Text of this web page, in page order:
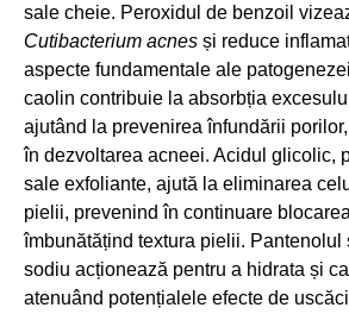
sale cheie. Peroxidul de benzoil
Cutibacterium acnes și reduce
aspecte fundamentale ale
caolin contribuie la absorbția
ajutând la prevenirea înfundării
în dezvoltarea acneei. Acidul glicolic,
sale exfoliante, ajută la eliminarea
pielii, prevenind în continuare
îmbunătățind textura pielii. Pantenolul
sodiu acționează pentru a hidrata și
atenuând potențialele efecte de